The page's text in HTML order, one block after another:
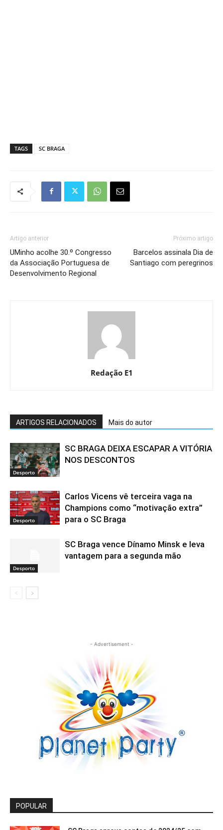
TAGS SC BRAGA
Artigo anterior
UMinho acolhe 30.º Congresso
da Associação Portuguesa de
Desenvolvimento Regional
Próximo artigo
Barcelos assinala Dia de
Santiago com peregrinos
Redação E1
ARTIGOS RELACIONADOS Mais do autor
Desporto
SC BRAGA DEIXA ESCAPAR A VITÓRIA
NOS DESCONTOS
Desporto
Carlos Vicens vê terceira vaga na
Champions como “motivação extra”
para o SC Braga
Desporto
SC Braga vence Dínamo Minsk e leva
vantagem para a segunda mão
- Advertisement -
POPULAR